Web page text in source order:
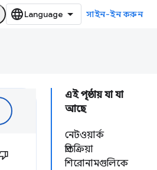
সাইন-ইন করুন
এই পৃষ্ঠায় যা যা
আছে
নেটওয়ার্ক
প্রতিক্রিয়া
শিরোনামগুলিকে